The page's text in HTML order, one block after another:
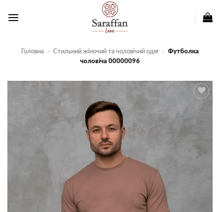
Головна » Стильний жіночий та чоловічий одяг » Футболка
чоловіча 00000096